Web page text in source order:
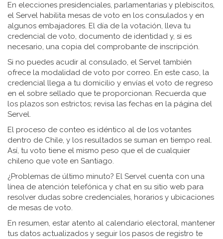
En elecciones presidenciales, parlamentarias y plebiscitos,
el Servel habilita mesas de voto en los consulados y en
algunos embajadores. El día de la votación, lleva tu
credencial de voto, documento de identidad y, si es
necesario, una copia del comprobante de inscripción.
Si no puedes acudir al consulado, el Servel también
ofrece la modalidad de voto por correo. En este caso, la
credencial llega a tu domicilio y envías el voto de regreso
en el sobre sellado que te proporcionan. Recuerda que
los plazos son estrictos; revisa las fechas en la página del
Servel.
El proceso de conteo es idéntico al de los votantes
dentro de Chile, y los resultados se suman en tiempo real.
Así, tu voto tiene el mismo peso que el de cualquier
chileno que vote en Santiago.
¿Problemas de último minuto? El Servel cuenta con una
línea de atención telefónica y chat en su sitio web para
resolver dudas sobre credenciales, horarios y ubicaciones
de mesas de voto.
En resumen, estar atento al calendario electoral, mantener
tus datos actualizados y seguir los pasos de registro te